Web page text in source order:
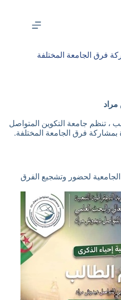
فرق الجامعة المختلفة
الـ 70 ليوم الطالب ، تنظم جامعة التكوين المتواصل
فرق الجامعة المختلفة.
الجامعية لحضور وتشجيع الفرق